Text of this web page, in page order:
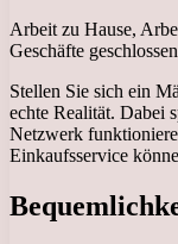
Arbeit zu Hause,
Geschäfte
Stellen Sie sich ein
echte Realität. Dabei
Netzwerk
Einkaufsservice